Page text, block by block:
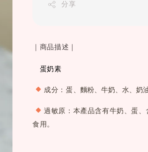
分享
｜商品描述｜
蛋奶素
成分：蛋 、麵粉、牛奶、水、奶
過敏原：本產品含有牛奶、蛋
食用。